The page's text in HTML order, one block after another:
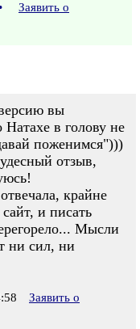
•
Заявить о
вы
в голову не
поженимся")))
отзыв,
крайне
сайт, и писать
Мысли
ни сил, ни
Заявить о